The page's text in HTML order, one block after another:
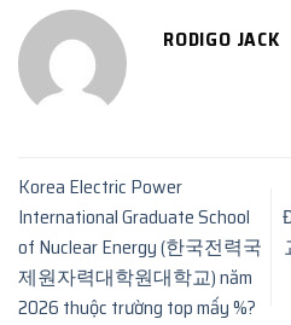
RODIGO JACK
Korea Electric Power
International Graduate School
of Nuclear Energy (한국전력국
제원자력대학원대학교) năm
2026 thuộc trường top mấy %?